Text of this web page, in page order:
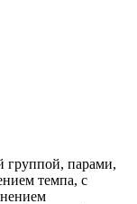
группой, парами,
темпа, с